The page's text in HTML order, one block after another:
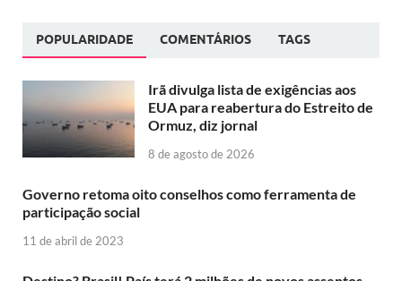
POPULARIDADE COMENTÁRIOS TAGS
Irã divulga lista de exigências aos
EUA para reabertura do Estreito de
Ormuz, diz jornal
8 de agosto de 2026
Governo retoma oito conselhos como ferramenta de
participação social
11 de abril de 2023